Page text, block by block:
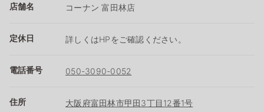
店舗名 コーナン 富田林店
定休日 詳しくはHPをご確認ください。
電話番号 050-3090-0052
住所 大阪府富田林市甲田3丁目12番1号